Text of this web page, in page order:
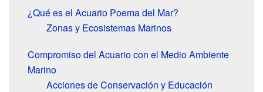
¿Qué es el Acuario Poema del Mar?
Zonas y Ecosistemas Marinos
Compromiso del Acuario con el Medio Ambiente
Marino
Acciones de Conservación y Educación